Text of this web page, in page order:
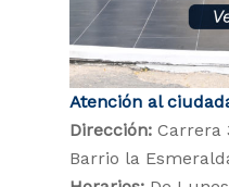
Atención al
Dirección: Carrera
Barrio la